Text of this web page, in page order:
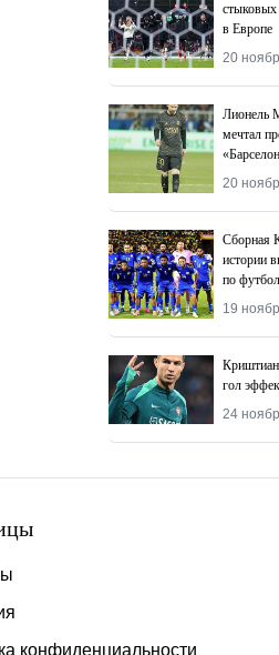
в Европе
20
Лионель
мечтал
20
Сборная
истории
по
19
гол
24
конфиденциальности